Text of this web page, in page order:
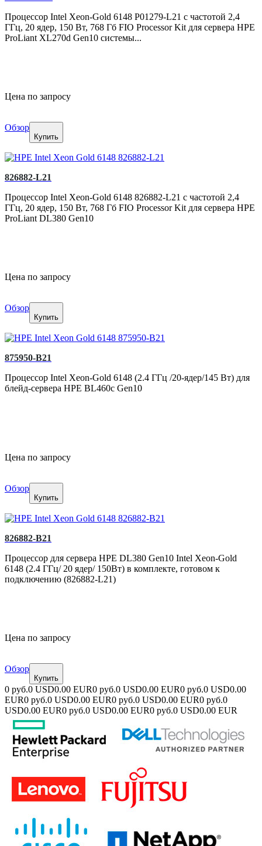
Процессор Intel Xeon-Gold 6148 P01279-L21 с частотой 2,4
ГГц, 20 ядер, 150 Вт, 768 Гб FIO Processor Kit для сервера HPE
ProLiant XL270d Gen10 системы...
Цена по запросу
Обзор
Купить
826882-L21
Процессор Intel Xeon-Gold 6148 826882-L21 с частотой 2,4
ГГц, 20 ядер, 150 Вт, 768 Гб FIO Processor Kit для сервера HPE
ProLiant DL380 Gen10
Цена по запросу
Обзор
Купить
875950-B21
Процессор Intel Xeon-Gold 6148 (2.4 ГГц /20-ядер/145 Вт) для
блейд-сервера HPE BL460c Gen10
Цена по запросу
Обзор
Купить
826882-B21
Процессор для сервера HPE DL380 Gen10 Intel Xeon-Gold
6148 (2.4 ГГц/ 20 ядер/ 150Вт) в комплекте, готовом к
подключению (826882-L21)
Цена по запросу
Обзор
Купить
0 руб.0 USD0.00 EUR0 руб.0 USD0.00 EUR0 руб.0 USD0.00
EUR0 руб.0 USD0.00 EUR0 руб.0 USD0.00 EUR0 руб.0
USD0.00 EUR0 руб.0 USD0.00 EUR0 руб.0 USD0.00 EUR